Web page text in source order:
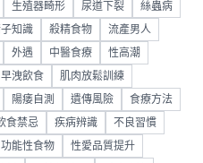
生殖器畸形 尿道下裂 絲蟲病
知識 殺精食物 流產男人
外遇 中醫食療 性高潮
早洩飲食 肌肉放鬆訓練
陽痿自測 遺傳風險 食療方法
食禁忌 疾病辨識 不良習慣
功能性食物 性愛品質提升